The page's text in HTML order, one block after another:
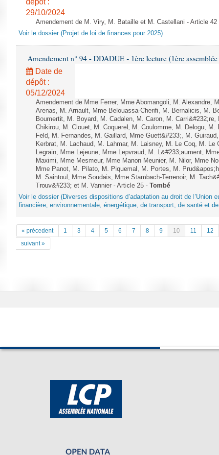
dépôt :
29/10/2024
Amendement de M. Viry, M. Bataille et M. Castellani - Article
Voir le dossier (Projet de loi de finances pour 2025)
Amendement n° 94 - DDADUE - 1ère lecture (1ère
Date de
dépôt :
05/12/2024
Amendement de Mme Ferrer, Mme Abomangoli, M. Alexandre,
Arenas, M. Arnault, Mme Belouassa-Cherifi, M. Bernalicis, M.
Boumertit, M. Boyard, M. Cadalen, M. Caron, M.
Chikirou, M. Clouet, M. Coquerel, M. Coulomme, M. Delogu, M.
Feld, M. Fernandes, M. Gaillard, Mme Guett&#233;, M.
Kerbrat, M. Lachaud, M. Lahmar, M. Laisney, M. Le Coq, M. Le
Legrain, Mme Lejeune, Mme Lepvraud, M. L&#233;aument,
Maximi, Mme Mesmeur, Mme Manon Meunier, M. Nilor, Mme
Mme Panot, M. Pilato, M. Piquemal, M. Portes, M.
M. Saintoul, Mme Soudais, Mme Stambach-Terrenoir, M.
Trouv&#233; et M. Vannier - Article 25 - Tombé
Voir le dossier (Diverses dispositions d’adaptation au droit de l’Union
financière, environnementale, énergétique, de transport, de santé et
« précedent 1 3 4 5 6 7 8 9 10 11
12
suivant »
OPEN DATA